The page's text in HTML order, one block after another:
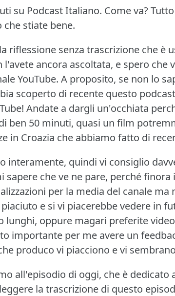
su Podcast Italiano. Come va?
stiate bene.
riflessione senza trascrizione che è
l'avete ancora ascoltata, e spero che
YouTube. A proposito, se non lo
scoperto di recente questo
Andate a dargli un'occhiata
ben 50 minuti, quasi un film
in Croazia che abbiamo fatto di
interamente, quindi vi consiglio
sapere che ve ne pare, perché
per la media del canale
e si vi piacerebbe vedere in
lunghi, oppure magari preferite
importante per me avere un
produco vi piacciono e vi
all'episodio di oggi, che è dedicato
la trascrizione di questo